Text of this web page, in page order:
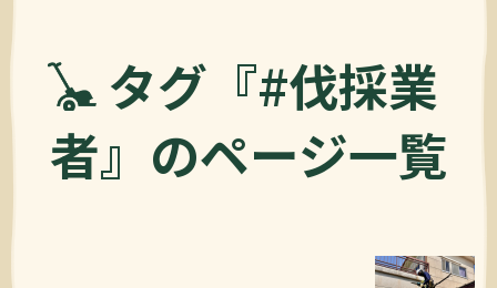
タグ『#伐採業
者』のページ一覧